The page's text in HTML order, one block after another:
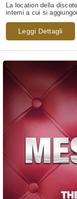
La location della
interni a cui si
Leggi Dettagli